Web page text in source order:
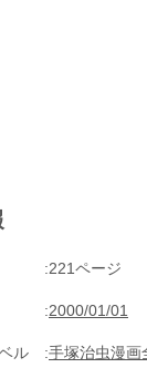
221ページ
2000/01/01
ル 手塚治虫漫画